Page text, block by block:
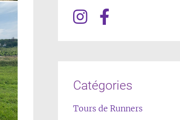
Catégories
Tours de Runners